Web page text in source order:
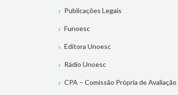
Publicações Legais
Funoesc
Editora Unoesc
Rádio Unoesc
CPA – Comissão Própria de Avaliação